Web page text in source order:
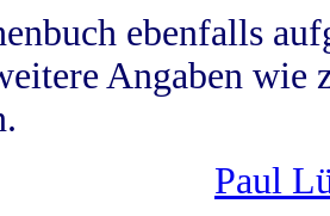
ebenfalls
Angaben wie
Paul